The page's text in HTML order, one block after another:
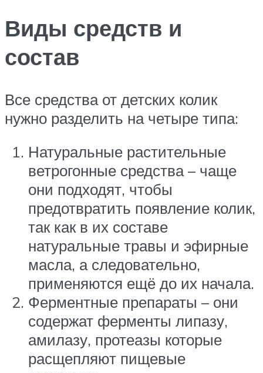
Виды средств и
состав
Все средства от детских колик
нужно разделить на четыре типа:
Натуральные растительные
ветрогонные средства – чаще
они подходят, чтобы
предотвратить появление колик,
так как в их составе
натуральные травы и эфирные
масла, а следовательно,
применяются ещё до их начала.
Ферментные препараты – они
содержат ферменты липазу,
амилазу, протеазы которые
расщепляют пищевые